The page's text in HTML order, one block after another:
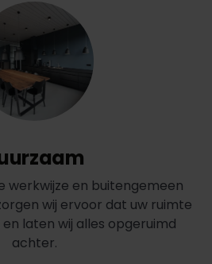
werkwijze en buitengemeen
wij ervoor dat uw ruimte
laten wij alles opgeruimd
achter.